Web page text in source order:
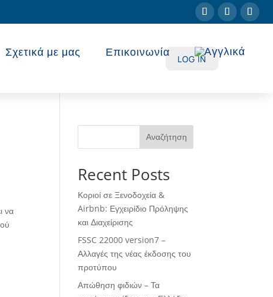
Σχετικά με μας Επικοινωνία LOG IN
να
Αναζήτηση
Recent Posts
Κοριοί σε Ξενοδοχεία &
Airbnb: Εγχειρίδιο Πρόληψης
και Διαχείρισης
FSSC 22000 version7 –
Αλλαγές της νέας έκδοσης του
προτύπου
Απώθηση φιδιών – Τα